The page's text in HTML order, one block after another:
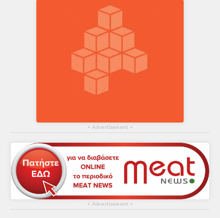
▴ Advertisement ▴
▴ Advertisement ▴